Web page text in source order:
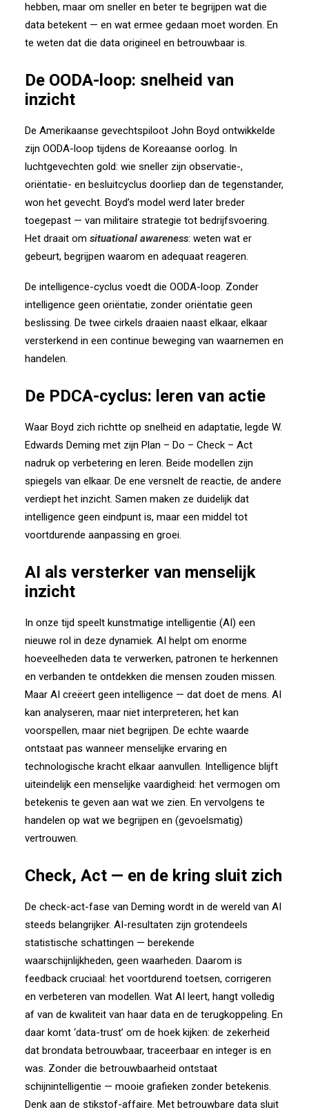
hebben, maar om sneller en beter te begrijpen wat die
data betekent — en wat ermee gedaan moet worden. En
te weten dat die data origineel en betrouwbaar is.
De OODA-loop: snelheid van
inzicht
De Amerikaanse gevechtspiloot John Boyd ontwikkelde
zijn OODA-loop tijdens de Koreaanse oorlog. In
luchtgevechten gold: wie sneller zijn observatie-,
oriëntatie- en besluitcyclus doorliep dan de tegenstander,
won het gevecht. Boyd’s model werd later breder
toegepast — van militaire strategie tot bedrijfsvoering.
Het draait om situational awareness: weten wat er
gebeurt, begrijpen waarom en adequaat reageren.
De intelligence-cyclus voedt die OODA-loop. Zonder
intelligence geen oriëntatie, zonder oriëntatie geen
beslissing. De twee cirkels draaien naast elkaar, elkaar
versterkend in een continue beweging van waarnemen en
handelen.
De PDCA-cyclus: leren van actie
Waar Boyd zich richtte op snelheid en adaptatie, legde W.
Edwards Deming met zijn Plan – Do – Check – Act
nadruk op verbetering en leren. Beide modellen zijn
spiegels van elkaar. De ene versnelt de reactie, de andere
verdiept het inzicht. Samen maken ze duidelijk dat
intelligence geen eindpunt is, maar een middel tot
voortdurende aanpassing en groei.
AI als versterker van menselijk
inzicht
In onze tijd speelt kunstmatige intelligentie (AI) een
nieuwe rol in deze dynamiek. AI helpt om enorme
hoeveelheden data te verwerken, patronen te herkennen
en verbanden te ontdekken die mensen zouden missen.
Maar AI creëert geen intelligence — dat doet de mens. AI
kan analyseren, maar niet interpreteren; het kan
voorspellen, maar niet begrijpen. De echte waarde
ontstaat pas wanneer menselijke ervaring en
technologische kracht elkaar aanvullen. Intelligence blijft
uiteindelijk een menselijke vaardigheid: het vermogen om
betekenis te geven aan wat we zien. En vervolgens te
handelen op wat we begrijpen en (gevoelsmatig)
vertrouwen.
Check, Act — en de kring sluit zich
De check-act-fase van Deming wordt in de wereld van AI
steeds belangrijker. AI-resultaten zijn grotendeels
statistische schattingen — berekende
waarschijnlijkheden, geen waarheden. Daarom is
feedback cruciaal: het voortdurend toetsen, corrigeren
en verbeteren van modellen. Wat AI leert, hangt volledig
af van de kwaliteit van haar data en de terugkoppeling. En
daar komt ‘data-trust’ om de hoek kijken: de zekerheid
dat brondata betrouwbaar, traceerbaar en integer is en
was. Zonder die betrouwbaarheid ontstaat
schijnintelligentie — mooie grafieken zonder betekenis.
Denk aan de stikstof-affaire. Met betrouwbare data sluit